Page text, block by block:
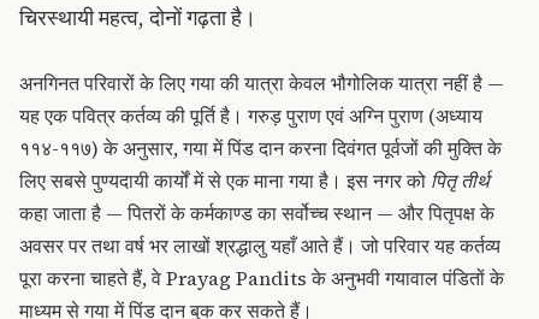
चिरस्थायी महत्व, दोनों गढ़ता है।
अनगिनत परिवारों के लिए गया की यात्रा केवल भौगोलिक यात्रा नहीं है —
यह एक पवित्र कर्तव्य की पूर्ति है। गरुड़ पुराण एवं अग्नि पुराण (अध्याय
११४-११७) के अनुसार,गया में पिंड दानकरना दिवंगत पूर्वजों की मुक्ति के
लिए सबसे पुण्यदायी कार्यों में से एक माना गया है। इस नगर को पितृ तीर्थ
कहा जाता है — पितरों के कर्मकाण्ड का सर्वोच्च स्थान — और पितृपक्ष के
अवसर पर तथा वर्ष भर लाखों श्रद्धालु यहाँ आते हैं। जो परिवार यह कर्तव्य
पूरा करना चाहते हैं, वे Prayag Pandits के अनुभवी गयावाल पंडितों के
माध्यम सेगया में पिंड दान बुककर सकते हैं।